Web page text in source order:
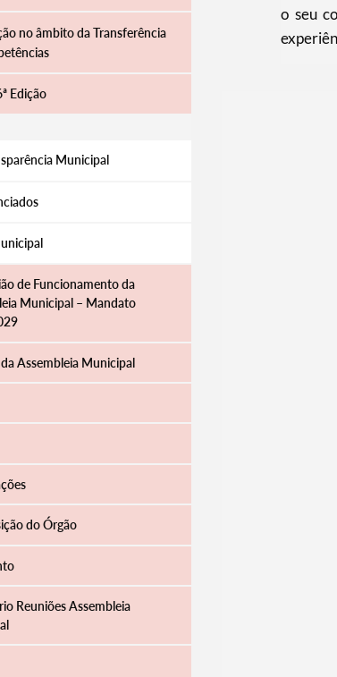
gerais
no âmbito da Transferência
Edição
Municipal
de Funcionamento da
Municipal – Mandato
da Assembleia Municipal
do Órgão
Reuniões Assembleia
o seu